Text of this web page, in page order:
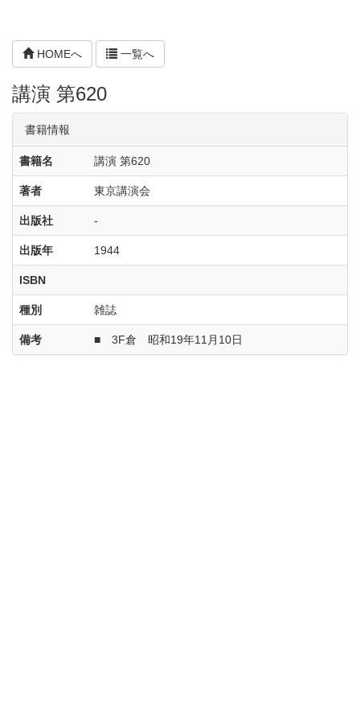
HOMEへ 一覧へ
講演 第620
書籍情報
書籍名 講演 第620
著者 東京講演会
出版社 -
出版年 1944
ISBN
種別 雑誌
備考 ■ 3F倉 昭和19年11月10日